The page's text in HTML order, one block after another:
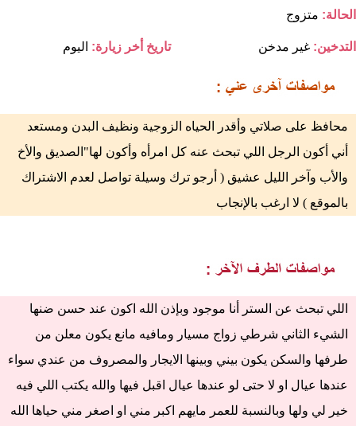
الحالة: متزوج
تاريخ أخر زيارة: اليوم التدخين: غير مدخن
محافظ على صلاتي وأقدر الحياه الزوجية ونظيف البدن ومستعد
أني أكون الرجل اللي تبحث عنه كل امرأه وأكون لها"الصديق والأخ
والأب وآخر الليل عشيق ( أرجو ترك وسيلة تواصل لعدم الاشتراك
بالموقع ) لا ارغب بالإنجاب
اللي تبحث عن الستر أنا موجود وبإذن الله اكون عند حسن ضنها
الشيء الثاني شرطي زواج مسيار ومافيه مانع يكون معلن من
طرفها والسكن يكون بيني وبينها الايجار والمصروف من عندي سواء
عندها عيال او لا حتى لو عندها عيال اقبل فيها والله يكتب اللي فيه
خير لي ولها وبالنسبة للعمر مايهم اكبر مني او اصغر مني حياها الله